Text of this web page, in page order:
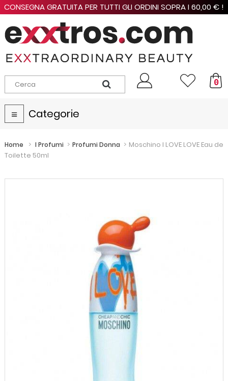
CONSEGNA GRATUITA PER TUTTI GLI ORDINI SOPRA I 60,00 € !
0
Navigazione
Toggle
Categorie
Home > I Profumi > Profumi Donna > Moschino I LOVE LOVE Eau de
Toilette 50ml